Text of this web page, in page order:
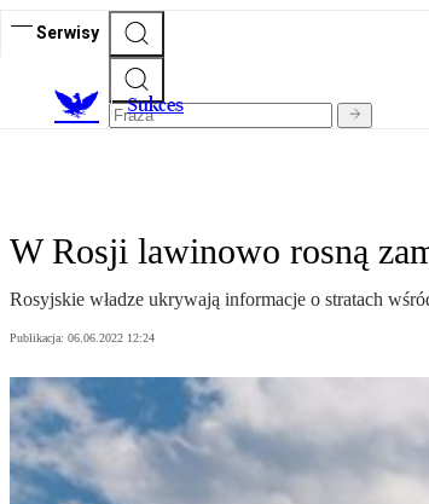
Serwisy
Sukces
W Rosji lawinowo rosną
Rosyjskie władze ukrywają informacje o stratach
Publikacja: 06.06.2022 12:24